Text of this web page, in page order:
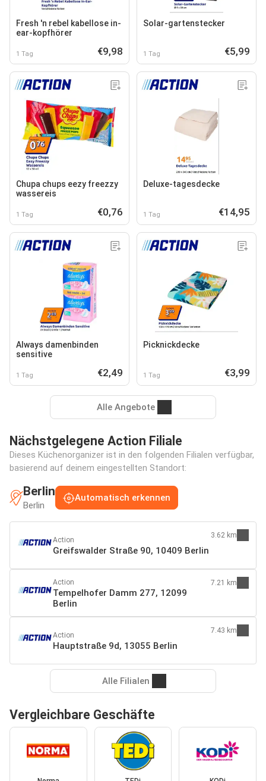
Fresh 'n rebel kabellose in-
ear-kopfhörer
1 Tag €9,98
Solar-gartenstecker
1 Tag €5,99
Chupa chups eezy freezzy
wassereis
1 Tag €0,76
Deluxe-tagesdecke
1 Tag €14,95
Always damenbinden
sensitive
1 Tag €2,49
Picknickdecke
1 Tag €3,99
Alle Angebote
Nächstgelegene Action Filiale
Dieses Küchenorganizer ist in den folgenden Filialen verfügbar,
basierend auf deinem eingestellten Standort:
Berlin
Berlin
Automatisch erkennen
Action
Greifswalder Straße 90, 10409 Berlin
3.62 km
Action
Tempelhofer Damm 277, 12099
Berlin
7.21 km
Action
Hauptstraße 9d, 13055 Berlin
7.43 km
Alle Filialen
Vergleichbare Geschäfte